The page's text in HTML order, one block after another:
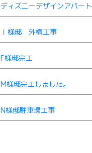
ディズニーデザインアパート
Ｉ様邸 外構工事
F様邸完工
M様邸完工しました。
N様邸駐車場工事